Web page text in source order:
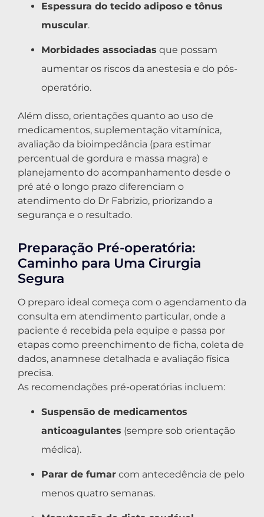
Espessura do tecido adiposo e tônus
muscular.
Morbidades associadas que possam
aumentar os riscos da anestesia e do pós-
operatório.
Além disso, orientações quanto ao uso de
medicamentos, suplementação vitamínica,
avaliação da bioimpedância (para estimar
percentual de gordura e massa magra) e
planejamento do acompanhamento desde o
pré até o longo prazo diferenciam o
atendimento do Dr Fabrizio, priorizando a
segurança e o resultado.
Preparação Pré-operatória:
Caminho para Uma Cirurgia
Segura
O preparo ideal começa com o agendamento da
consulta em atendimento particular, onde a
paciente é recebida pela equipe e passa por
etapas como preenchimento de ficha, coleta de
dados, anamnese detalhada e avaliação física
precisa.
As recomendações pré-operatórias incluem:
Suspensão de medicamentos
anticoagulantes (sempre sob orientação
médica).
Parar de fumar com antecedência de pelo
menos quatro semanas.